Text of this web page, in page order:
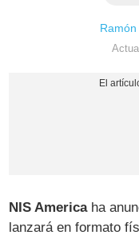
Ramón
NIS Americaha
lanzará en formato